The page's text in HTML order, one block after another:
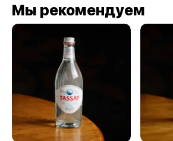
Мы рекомендуем